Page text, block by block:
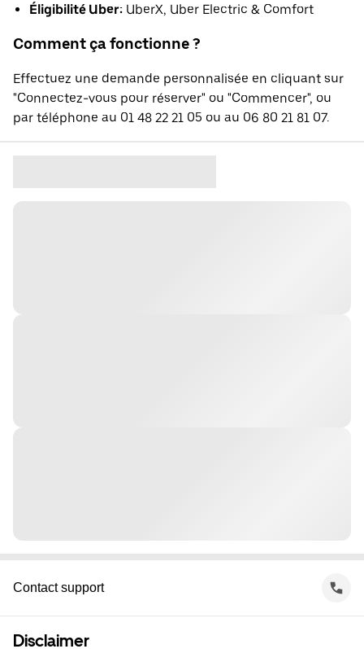
Éligibilité Uber: UberX, Uber Electric & Comfort
Comment ça fonctionne ?
Effectuez une demande personnalisée en cliquant sur
"Connectez-vous pour réserver" ou "Commencer", ou
par téléphone au 01 48 22 21 05 ou au 06 80 21 81 07.
Contact support
Disclaimer